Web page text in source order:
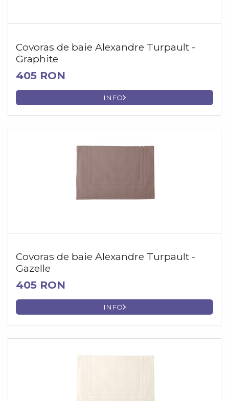
Covoras de baie Alexandre Turpault -
Graphite
405 RON
INFO
Covoras de baie Alexandre Turpault -
Gazelle
405 RON
INFO